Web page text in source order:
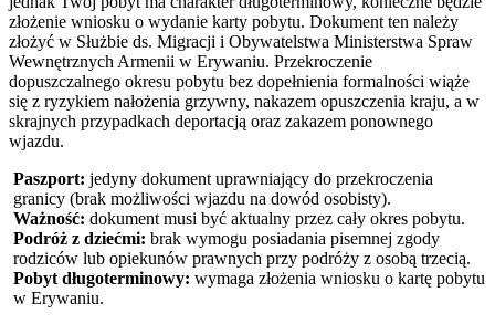
złożenie wniosku o wydanie karty pobytu. Dokument ten należy
złożyć w Służbie ds. Migracji i Obywatelstwa Ministerstwa Spraw
Wewnętrznych Armenii w Erywaniu. Przekroczenie
dopuszczalnego okresu pobytu bez dopełnienia formalności wiąże
się z ryzykiem nałożenia grzywny, nakazem opuszczenia kraju, a w
skrajnych przypadkach deportacją oraz zakazem ponownego
wjazdu.
Paszport: jedyny dokument uprawniający do przekroczenia
granicy (brak możliwości wjazdu na dowód osobisty).
Ważność: dokument musi być aktualny przez cały okres pobytu.
Podróż z dziećmi: brak wymogu posiadania pisemnej zgody
rodziców lub opiekunów prawnych przy podróży z osobą trzecią.
Pobyt długoterminowy: wymaga złożenia wniosku o kartę pobytu
w Erywaniu.